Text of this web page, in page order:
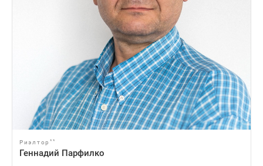
Риэлтор **
Геннадий Парфилко